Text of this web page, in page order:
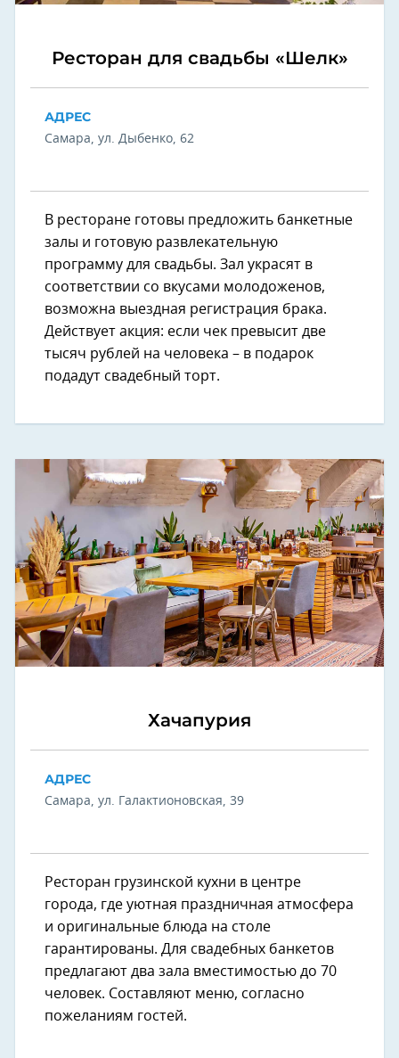
Ресторан для свадьбы «Шелк»
АДРЕС
Самара, ул. Дыбенко, 62
В ресторане готовы предложить банкетные
залы и готовую развлекательную
программу для свадьбы. Зал украсят в
соответствии со вкусами молодоженов,
возможна выездная регистрация брака.
Действует акция: если чек превысит две
тысяч рублей на человека – в подарок
подадут свадебный торт.
Хачапурия
АДРЕС
Самара, ул. Галактионовская, 39
Ресторан грузинской кухни в центре
города, где уютная праздничная атмосфера
и оригинальные блюда на столе
гарантированы. Для свадебных банкетов
предлагают два зала вместимостью до 70
человек. Составляют меню, согласно
пожеланиям гостей.